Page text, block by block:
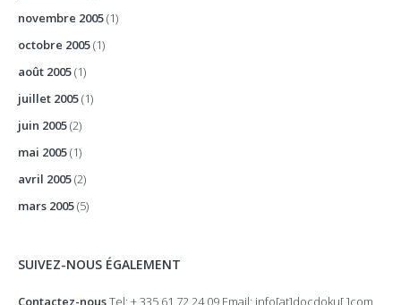
novembre 2005(1)
octobre 2005(1)
août 2005(1)
juillet 2005(1)
juin 2005(2)
mai 2005(1)
avril 2005(2)
mars 2005(5)
SUIVEZ-NOUS ÉGALEMENT
Contactez-nousTel: + 335 61 72 24 09 Email: info[at]docdoku[.]com